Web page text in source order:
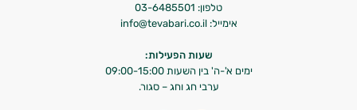
טלפון: 03-6485501
אימייל: info@tevabari.co.il
שעות הפעילות:
ימים א'-ה' בין השעות 09:00-15:00
ערבי חג וחג – סגור.